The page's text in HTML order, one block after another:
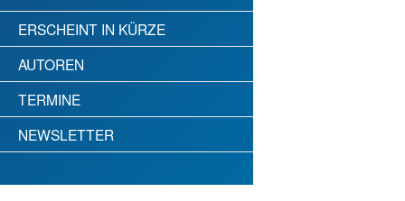
ERSCHEINT IN KÜRZE
AUTOREN
TERMINE
NEWSLETTER